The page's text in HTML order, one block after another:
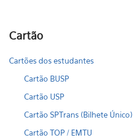
Cartão
Cartões dos estudantes
Cartão BUSP
Cartão USP
Cartão SPTrans (Bilhete Único)
Cartão TOP / EMTU